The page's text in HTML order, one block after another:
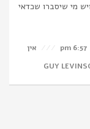
מי שיסברו שכדאי
6:57 pm
אין
GUY